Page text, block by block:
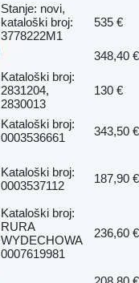
Stanje: novi,
kataloški broj:
3778222M1
535 €
348,40 €
Kataloški broj:
2831204,
2830013
130 €
Kataloški broj:
0003536661
343,50 €
Kataloški broj:
0003537112
187,90 €
Kataloški broj:
RURA
WYDECHOWA
0007619981
236,60 €